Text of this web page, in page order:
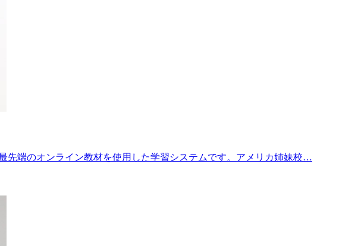
先端のオンライン教材を使用した学習システムです。アメリカ姉妹校…